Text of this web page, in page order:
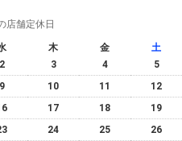
店舗定休日
木 金
土
2 3 4
5
9 10 11
12
17 18
19
24 25 26